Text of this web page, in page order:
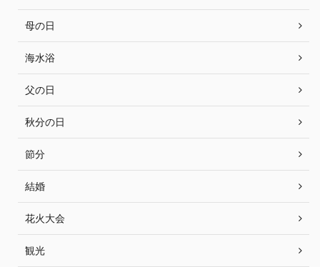
母の日
海水浴
父の日
秋分の日
節分
結婚
花火大会
観光